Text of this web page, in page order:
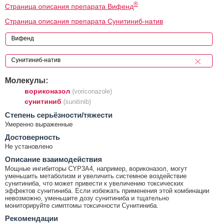
Страница описания препарата Вифенд®
Страница описания препарата Сунитиниб-натив
Молекулы:
вориконазол (voriconazole)
сунитиниб (sunitinib)
Cтепень серьёзности/тяжести
Умеренно выраженные
Достоверность
Не установлено
Описание взаимодействия
Мощные ингибиторы CYP3A4, например, вориконазол, могут
уменьшить метаболизм и увеличить системное воздействие
сунитиниба, что может привести к увеличению токсических
эффектов сунитиниба. Если избежать применения этой комбинации
невозможно, уменьшите дозу сунитиниба и тщательно
мониторируйте симптомы токсичности Сунитиниба.
Рекомендации